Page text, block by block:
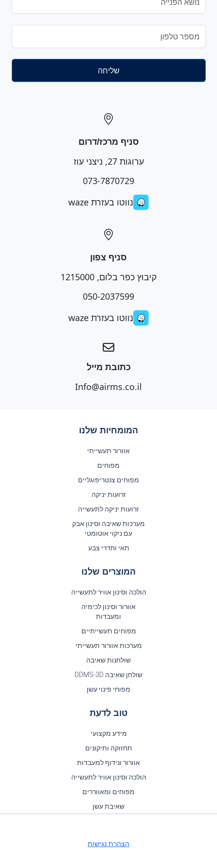
סניף מרכז/דרום
ערוגות 27, ניצני עוז
073-7870729
נווטו בעזרת waze
סניף צפון
קיבוץ כפר בלום, 1215000
050-2037599
נווטו בעזרת waze
כתובת מייל
Info@airms.co.il
המומחיות שלנו
אוורור תעשייתי
מפוחים
מפוחים צנטריפוגליים
זרועות יניקה
זרועות יניקה לתעשייה
מערכות שאיבה וסינון אבק
עם ניקוי אוטומטי
תאי וחדרי צבע
המוצרים שלנו
הולכה וסינון אוויר לתעשייה
אוורור וסינון לכימיה
ומעבדות
מפוחים תעשייתיים
מערכות אוורור תעשייתי
שולחנות שאיבה
שולחן שאיבה DDMS-3D
מפוחי פינוי עשן
טוב לדעת
מידע מקצועי
תחזוקה ותיקונים
אוורור ונידוף למעבדות
הולכה וסינון אוויר לתעשייה
מפוחים ומאווררים
שאיבת עשן
הצהרת נגישות